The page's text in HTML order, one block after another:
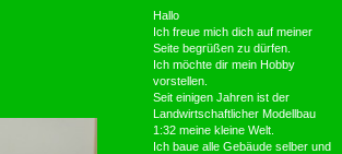
Hallo
Ich freue mich dich auf meiner
Seite begrüßen zu dürfen.
Ich möchte dir mein Hobby
vorstellen.
Seit einigen Jahren ist der
Landwirtschaftlicher Modellbau
1:32 meine kleine Welt.
Ich baue alle Gebäude selber und